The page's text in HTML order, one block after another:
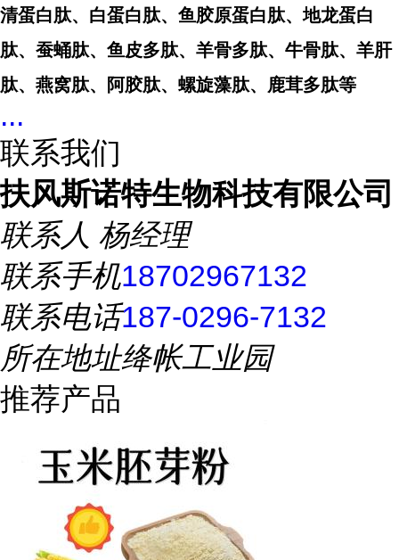
清蛋白肽、白蛋白肽、鱼胶原蛋白肽、地龙蛋白
肽、蚕蛹肽、鱼皮多肽、羊骨多肽、牛骨肽、羊肝
肽、燕窝肽、阿胶肽、螺旋藻肽、鹿茸多肽等
...
联系我们
扶风斯诺特生物科技有限公司
联系人 杨经理
联系手机18702967132
联系电话187-0296-7132
所在地址绛帐工业园
推荐产品